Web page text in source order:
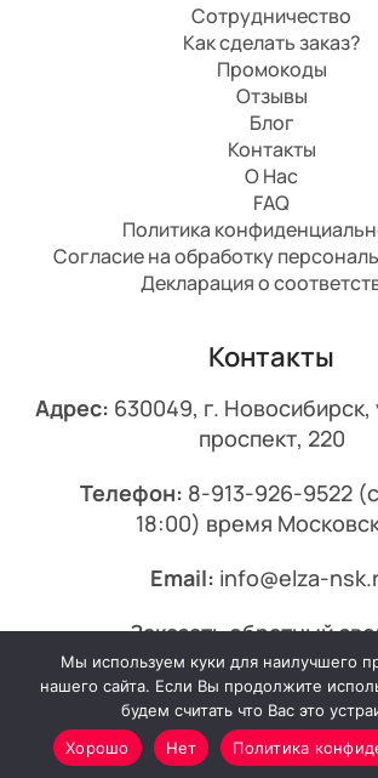
Сотрудничество
Как сделать заказ?
Промокоды
Отзывы
Блог
Контакты
О Нас
FAQ
Политика
Согласие на обработку
Декларация о
Контакты
Адрес: 630049, г.
проспект, 220
Телефон: 8-913-926-9522
18:00) время
Email: info@elza-
Заказать обратный
© 2013-2026 Эльза.
Мы используем куки для наилучшего
нашего сайта. Если Вы продолжите
будем считать что Вас это
Хорошо
Нет Политика
Минимальный заказ от